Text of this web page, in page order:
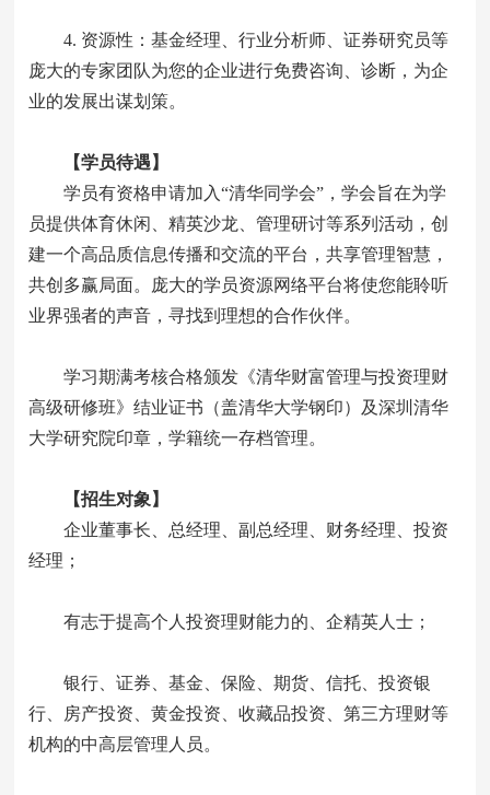
4. 资源性：基金经理、行业分析师、证券研究员等
庞大的专家团队为您的企业进行免费咨询、诊断，为企
业的发展出谋划策。
【学员待遇】
学员有资格申请加入“清华同学会”，学会旨在为学
员提供体育休闲、精英沙龙、管理研讨等系列活动，创
建一个高品质信息传播和交流的平台，共享管理智慧，
共创多赢局面。庞大的学员资源网络平台将使您能聆听
业界强者的声音，寻找到理想的合作伙伴。
学习期满考核合格颁发《清华财富管理与投资理财
高级研修班》结业证书（盖清华大学钢印）及深圳清华
大学研究院印章，学籍统一存档管理。
【招生对象】
企业董事长、总经理、副总经理、财务经理、投资
经理；
有志于提高个人投资理财能力的、企精英人士；
银行、证券、基金、保险、期货、信托、投资银
行、房产投资、黄金投资、收藏品投资、第三方理财等
机构的中高层管理人员。